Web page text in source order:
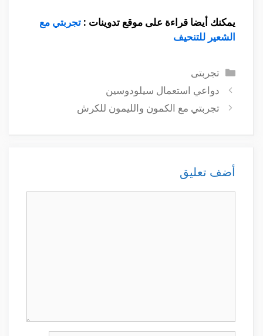
يمكنك أيضا قراءة على موقع تدوينات : تجربتي مع
الشعير للتنحيف
التصنيفات
تجربتى
دواعي استعمال سيلودوسين
تجربتي مع الكمون والليمون للكرش
أضف تعليق